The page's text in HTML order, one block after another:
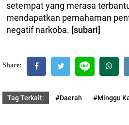
setempat yang merasa
mendapatkan pemahaman
negatif narkoba. [subari]
Share:
Tag Terkait: #Daerah #Minggu